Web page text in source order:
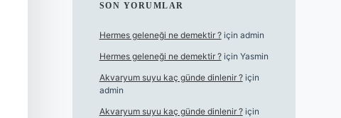
SON YORUMLAR
Hermes geleneği ne demektir ?için admin
Hermes geleneği ne demektir ?için Yasmin
Akvaryum suyu kaç günde dinlenir ?için
admin
Akvaryum suyu kaç günde dinlenir ?için